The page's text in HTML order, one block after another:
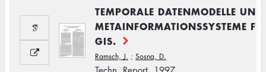
TEMPORALE DATENMODELLE UND
METAINFORMATIONSSYSTEME
GIS.
Ramsch, J. ; Sosna, D.
Techn. Report, 1997